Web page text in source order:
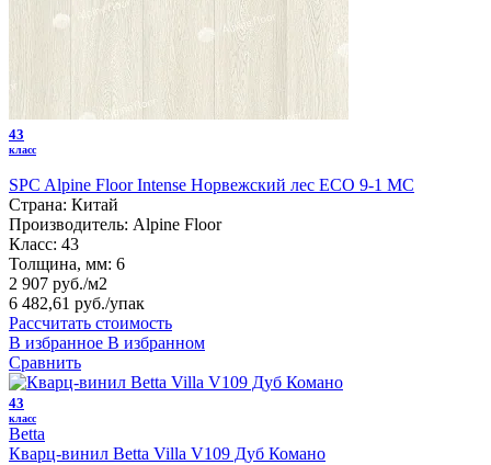
43
класс
SPC Alpine Floor Intense Норвежский лес ECO 9-1 MC
Страна: Китай
Производитель: Alpine Floor
Класс: 43
Толщина, мм: 6
2 907 руб./м2
6 482,61 руб./упак
Рассчитать стоимость
В избранное В избранном
Сравнить
43
класс
Betta
Кварц-винил Betta Villa V109 Дуб Комано